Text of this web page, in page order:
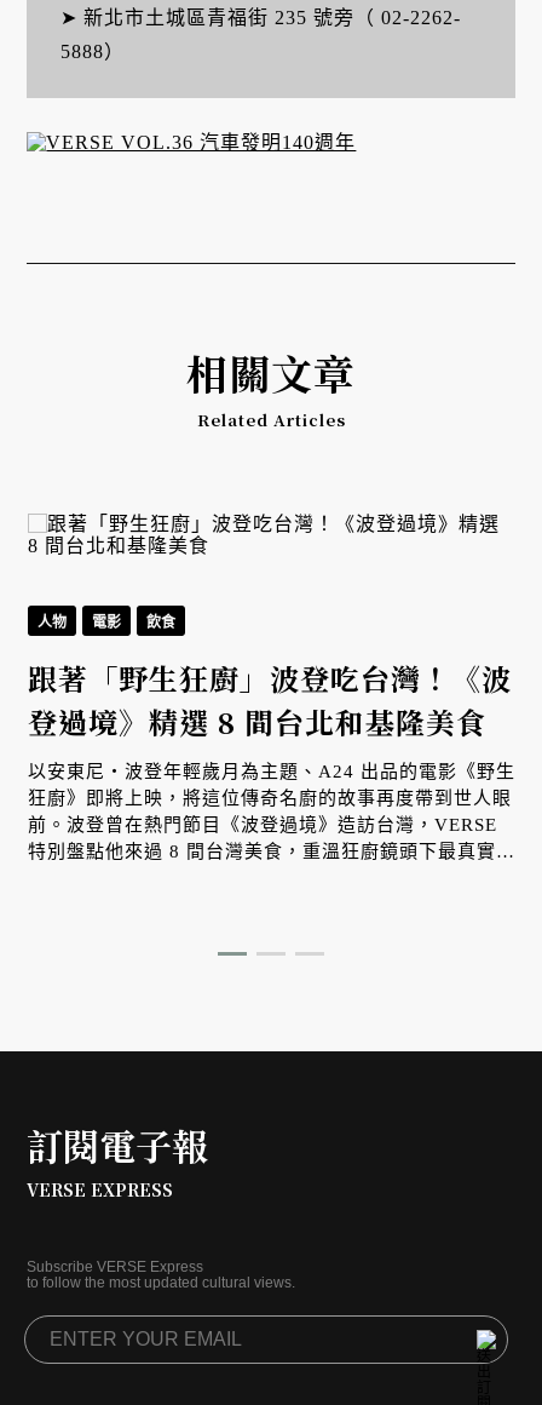
➤ 新北市土城區青福街 235 號旁（ 02-2262-
5888）
相關文章
Related Articles
人物 電影 飲食
跟著「野生狂廚」波登吃台灣！《波
登過境》精選 8 間台北和基隆美食
以安東尼・波登年輕歲月為主題、A24 出品的電影《野生
狂廚》即將上映，將這位傳奇名廚的故事再度帶到世人眼
前。波登曾在熱門節目《波登過境》造訪台灣，VERSE
特別盤點他來過 8 間台灣美食，重溫狂廚鏡頭下最真實、
訂閱電子報
VERSE EXPRESS
Subscribe VERSE Express
to follow the most updated cultural views.